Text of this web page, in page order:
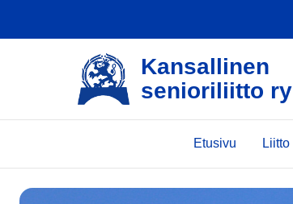
Kansallinen
senioriliitto ry
Etusivu Liitto